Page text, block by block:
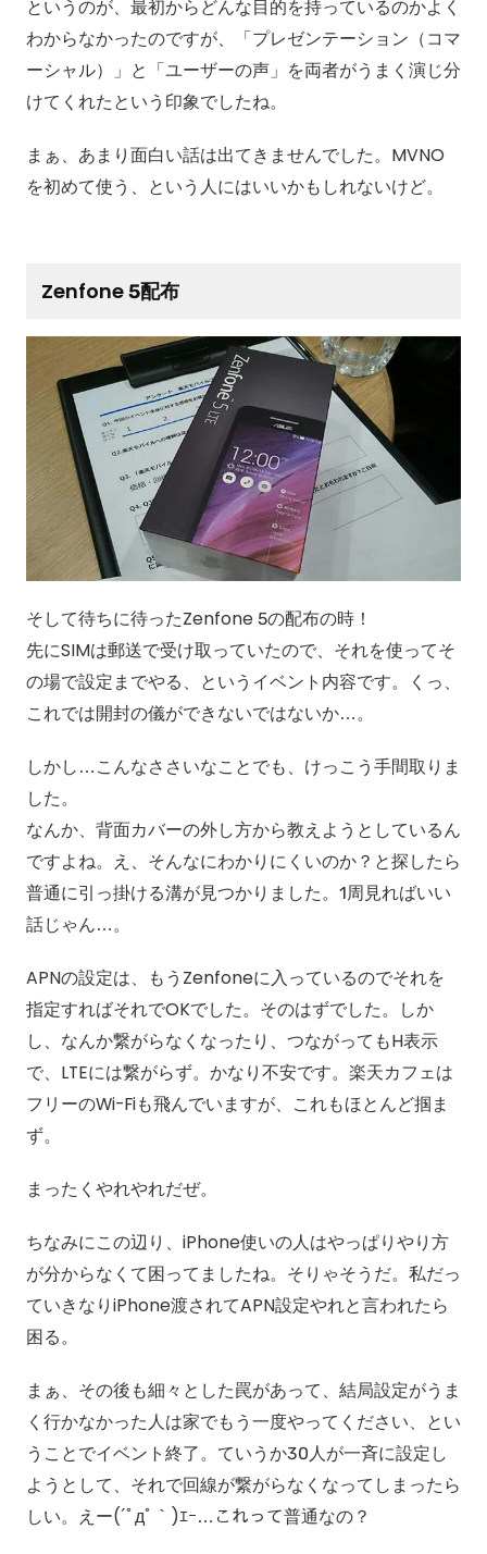
というのが、最初からどんな目的を持っているのかよく
わからなかったのですが、「プレゼンテーション（コマ
ーシャル）」と「ユーザーの声」を両者がうまく演じ分
けてくれたという印象でしたね。
まぁ、あまり面白い話は出てきませんでした。MVNO
を初めて使う、という人にはいいかもしれないけど。
Zenfone 5配布
そして待ちに待ったZenfone 5の配布の時！
先にSIMは郵送で受け取っていたので、それを使ってそ
の場で設定までやる、というイベント内容です。くっ、
これでは開封の儀ができないではないか…。
しかし…こんなささいなことでも、けっこう手間取りま
した。
なんか、背面カバーの外し方から教えようとしているん
ですよね。え、そんなにわかりにくいのか？と探したら
普通に引っ掛ける溝が見つかりました。1周見ればいい
話じゃん…。
APNの設定は、もうZenfoneに入っているのでそれを
指定すればそれでOKでした。そのはずでした。しか
し、なんか繋がらなくなったり、つながってもH表示
で、LTEには繋がらず。かなり不安です。楽天カフェは
フリーのWi-Fiも飛んでいますが、これもほとんど掴ま
ず。
まったくやれやれだぜ。
ちなみにこの辺り、iPhone使いの人はやっぱりやり方
が分からなくて困ってましたね。そりゃそうだ。私だっ
ていきなりiPhone渡されてAPN設定やれと言われたら
困る。
まぁ、その後も細々とした罠があって、結局設定がうま
く行かなかった人は家でもう一度やってください、とい
うことでイベント終了。ていうか30人が一斉に設定し
ようとして、それで回線が繋がらなくなってしまったら
しい。えー(´ﾟдﾟ｀)ｴｰ…これって普通なの？